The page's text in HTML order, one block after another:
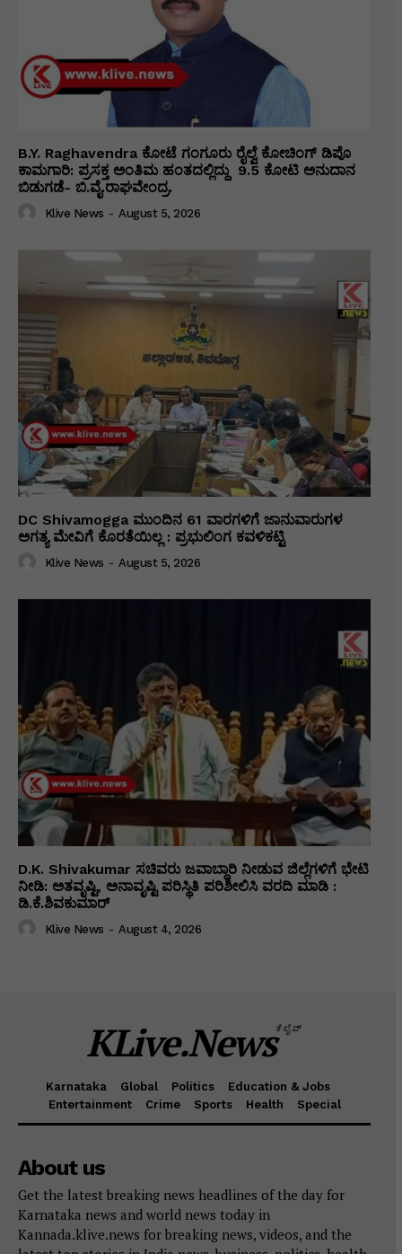
B.Y. Raghavendra ಕೋಟೆ ಗಂಗೂರು ರೈಲ್ವೆ ಕೋಚಿಂಗ್ ಡಿಪೊ
ಕಾಮಗಾರಿ: ಪ್ರಸಕ್ತ ಅಂತಿಮ ಹಂತದಲ್ಲಿದ್ದು ₹ 9.5 ಕೋಟಿ ಅನುದಾನ
ಬಿಡುಗಡೆ- ಬಿ.ವೈ.ರಾಘವೇಂದ್ರ.
Klive News - August 5, 2026
DC Shivamogga ಮುಂದಿನ 61 ವಾರಗಳಿಗೆ ಜಾನುವಾರುಗಳ
ಅಗತ್ಯ ಮೇವಿಗೆ ಕೊರತೆಯಿಲ್ಲ : ಪ್ರಭುಲಿಂಗ ಕವಳಿಕಟ್ಟಿ
Klive News - August 5, 2026
D.K. Shivakumar ಸಚಿವರು ಜವಾಬ್ದಾರಿ ನೀಡುವ ಜಿಲ್ಲೆಗಳಿಗೆ ಭೇಟಿ
ನೀಡಿ: ಅತವೃಷ್ಟಿ, ಅನಾವೃಷ್ಟಿ ಪರಿಸ್ಥಿತಿ ಪರಿಶೀಲಿಸಿ ವರದಿ ಮಾಡಿ :
ಡಿ.ಕೆ.ಶಿವಕುಮಾರ್
Klive News - August 4, 2026
KLive.Newsಕೆಲೈವ್
Karnataka Global Politics
Education & Jobs
Entertainment
Crime Sports Health Special
About us
Get the latest breaking news headlines of the day for
Karnataka news and world news today in
Kannada.klive.news for breaking news, videos, and the